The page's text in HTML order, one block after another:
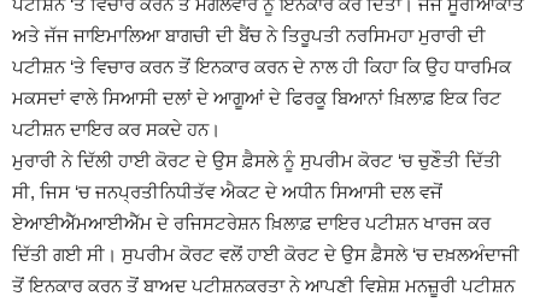
ਪਟੀਸ਼ਨ ‘ਤੇ ਵਿਚਾਰ ਕਰਨ ਤੋਂ ਮੰਗਲਵਾਰ ਨੂੰ ਇਨਕਾਰ ਕਰ ਦਿੱਤਾ। ਜੱਜ ਸੂਰੀਆਕਾਂਤ
ਅਤੇ ਜੱਜ ਜਾਇਮਾਲਿਆ ਬਾਗਚੀ ਦੀ ਬੈਂਚ ਨੇ ਤਿਰੂਪਤੀ ਨਰਸਿਮਹਾ ਮੁਰਾਰੀ ਦੀ
ਪਟੀਸ਼ਨ ‘ਤੇ ਵਿਚਾਰ ਕਰਨ ਤੋਂ ਇਨਕਾਰ ਕਰਨ ਦੇ ਨਾਲ ਹੀ ਕਿਹਾ ਕਿ ਉਹ ਧਾਰਮਿਕ
ਮਕਸਦਾਂ ਵਾਲੇ ਸਿਆਸੀ ਦਲਾਂ ਦੇ ਆਗੂਆਂ ਦੇ ਫਿਰਕੂ ਬਿਆਨਾਂ ਖ਼ਿਲਾਫ਼ ਇਕ ਰਿਟ
ਪਟੀਸ਼ਨ ਦਾਇਰ ਕਰ ਸਕਦੇ ਹਨ।
ਮੁਰਾਰੀ ਨੇ ਦਿੱਲੀ ਹਾਈ ਕੋਰਟ ਦੇ ਉਸ ਫ਼ੈਸਲੇ ਨੂੰ ਸੁਪਰੀਮ ਕੋਰਟ ‘ਚ ਚੁਣੌਤੀ ਦਿੱਤੀ
ਸੀ, ਜਿਸ ‘ਚ ਜਨਪ੍ਰਤੀਨਿਧੀਤੱਵ ਐਕਟ ਦੇ ਅਧੀਨ ਸਿਆਸੀ ਦਲ ਵਜੋਂ
ਏਆਈਐੱਮਆਈਐੱਮ ਦੇ ਰਜਿਸਟਰੇਸ਼ਨ ਖ਼ਿਲਾਫ਼ ਦਾਇਰ ਪਟੀਸ਼ਨ ਖਾਰਜ ਕਰ
ਦਿੱਤੀ ਗਈ ਸੀ। ਸੁਪਰੀਮ ਕੋਰਟ ਵਲੋਂ ਹਾਈ ਕੋਰਟ ਦੇ ਉਸ ਫ਼ੈਸਲੇ ‘ਚ ਦਖ਼ਲਅੰਦਾਜੀ
ਤੋਂ ਇਨਕਾਰ ਕਰਨ ਤੋਂ ਬਾਅਦ ਪਟੀਸ਼ਨਕਰਤਾ ਨੇ ਆਪਣੀ ਵਿਸ਼ੇਸ਼ ਮਨਜ਼ੂਰੀ ਪਟੀਸ਼ਨ